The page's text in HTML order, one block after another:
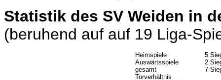
Statistik des SV Weiden in
(beruhend auf auf 19 Liga-
Heimspiele
5
Auswärtsspiele
2
gesamt
7
Torverhältnis